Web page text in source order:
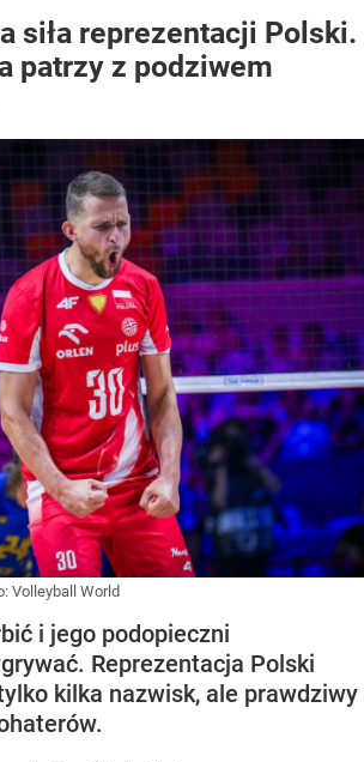
siła reprezentacji Polski.
patrzy z podziwem
Volleyball World
i jego podopieczni
Reprezentacja Polski
kilka nazwisk, ale prawdziwy